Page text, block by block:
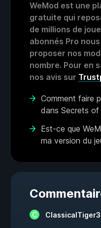
WeMod est une
gratuite qui
de millions de
abonnés Pro
proposer nos
nombre. Pour en
nos avis sur
Comment faire
dans Secrets of
Est-ce que
ma version du